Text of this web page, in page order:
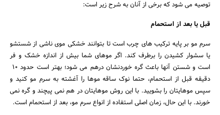
توصیه می شود که برخی از آنان به شرح زیر است:
قبل یا بعد از استحمام
سرم مو بر پایه ترکیب های چرب است تا بتوانند خشکی موی ناشی از شستشو
یا سشوار کشیدن را برطرف کند. اگر موهای شما بیش از اندازه خشک و فر
است و شستن آنها باعث گره خوردنشان درهم می شود؛ بهتر است حدود 10
دقیقه قبل از استحمام، حتما نوک ساقه موها را آغشته به سرم مو کنید و
سپس موهایتان را بشویید. با این روش موهایتان در هم نمی پیچند و گره نمی
خورند. با این حال، زمان اصلی استفاده از انواع سرم مو، بعد از استحمام است.